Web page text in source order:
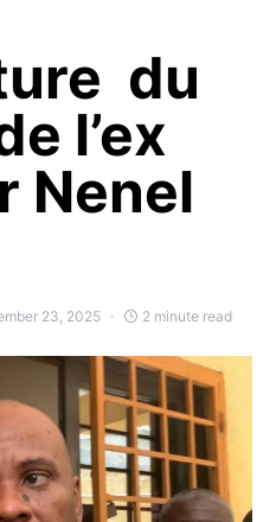
du
l’ex
Nenel
23, 2025 2 minute read